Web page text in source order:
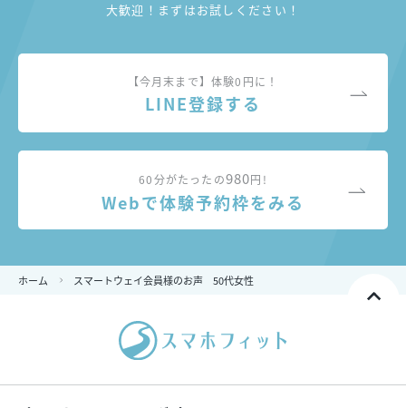
大歓迎！まずはお試しください！
【今月末まで】体験0円に！
LINE登録する
60分がたったの980円!
Webで体験予約枠をみる
ホーム スマートウェイ会員様のお声 50代女性